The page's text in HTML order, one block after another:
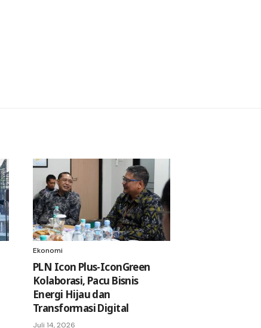
Ekonomi
PLN Icon Plus-IconGreen
Kolaborasi, Pacu Bisnis
Energi Hijau dan
Transformasi Digital
Juli 14, 2026